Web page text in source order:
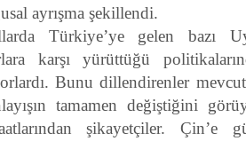
ayrışma şekillendi.
Türkiye’ye gelen bazı
karşı yürüttüğü
Bunu dillendirenler
tamamen değiştiğini
şikayetçiler. Çin’e